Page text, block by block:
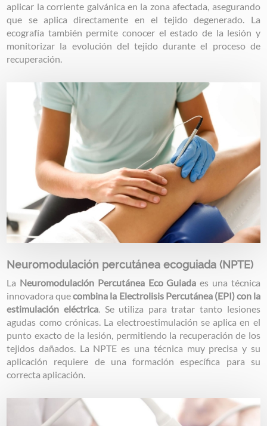
aplicar la corriente galvánica en la zona afectada, asegurando
que se aplica directamente en el tejido degenerado. La
ecografía también permite conocer el estado de la lesión y
monitorizar la evolución del tejido durante el proceso de
recuperación.
Neuromodulación percutánea ecoguiada (NPTE)
La Neuromodulación Percutánea Eco Guiada es una técnica
innovadora quecombina la Electrolisis Percutánea (EPI) con la
estimulación eléctrica. Se utiliza para tratar tanto lesiones
agudas como crónicas. La electroestimulación se aplica en el
punto exacto de la lesión, permitiendo la recuperación de los
tejidos dañados. La NPTE es una técnica muy precisa y su
aplicación requiere de una formación específica para su
correcta aplicación.